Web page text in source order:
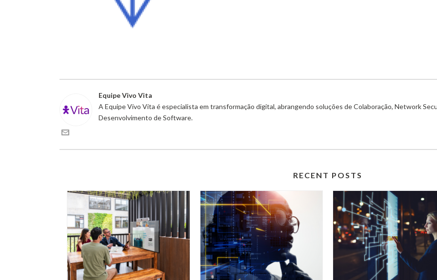
Equipe Vivo Vita
A Equipe Vivo Vita é especialista em transformação digital, abrangendo soluções de Colaboração, Network
Desenvolvimento de Software.
RECENT POSTS